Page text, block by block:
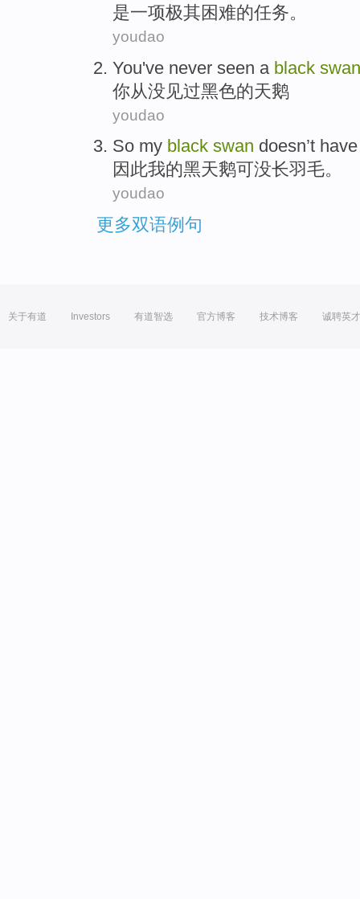
是一项极其困难的任务。
youdao
You've never seen a black swan
你从没 见过黑色的天鹅
youdao
So my black swan doesn’t
因此我的黑天鹅可没长羽毛。
youdao
更多双语例句
关于有道 Investors 有道智选 官方博客 技术博客 诚聘英才